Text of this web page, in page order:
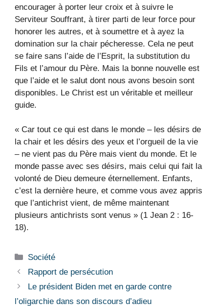
encourager à porter leur croix et à suivre le
Serviteur Souffrant, à tirer parti de leur force pour
honorer les autres, et à soumettre et à ayez la
domination sur la chair pécheresse. Cela ne peut
se faire sans l’aide de l’Esprit, la substitution du
Fils et l’amour du Père. Mais la bonne nouvelle est
que l’aide et le salut dont nous avons besoin sont
disponibles. Le Christ est un véritable et meilleur
guide.
« Car tout ce qui est dans le monde – les désirs de
la chair et les désirs des yeux et l’orgueil de la vie
– ne vient pas du Père mais vient du monde. Et le
monde passe avec ses désirs, mais celui qui fait la
volonté de Dieu demeure éternellement. Enfants,
c’est la dernière heure, et comme vous avez appris
que l’antichrist vient, de même maintenant
plusieurs antichrists sont venus » (1 Jean 2 : 16-
18).
Catégories
Société
Rapport de persécution
Le président Biden met en garde contre
l’oligarchie dans son discours d’adieu